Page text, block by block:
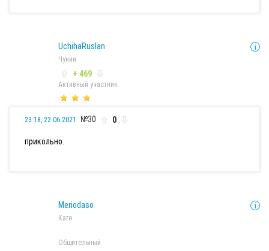
UchihaRuslan
Чунин
+ 469
Активный участник
23:18, 22.06.2021 №30 0
прикольно.
Meriodaso
Каге
Общительный